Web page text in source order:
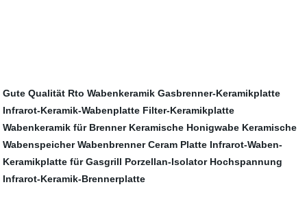
Gute Qualität Rto Wabenkeramik Gasbrenner-Keramikplatte
Infrarot-Keramik-Wabenplatte Filter-Keramikplatte
Wabenkeramik für Brenner Keramische Honigwabe Keramische
Wabenspeicher Wabenbrenner Ceram Platte Infrarot-Waben-
Keramikplatte für Gasgrill Porzellan-Isolator Hochspannung
Infrarot-Keramik-Brennerplatte